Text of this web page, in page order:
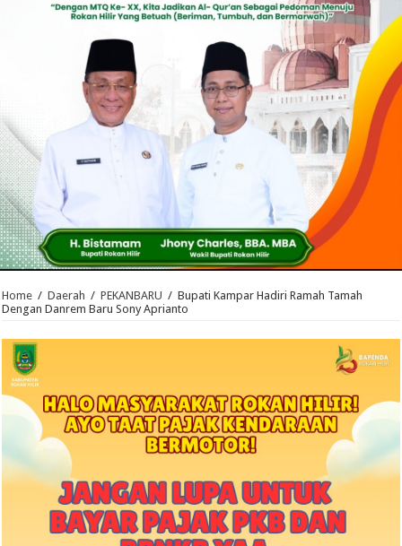
Home / Daerah / PEKANBARU / Bupati Kampar Hadiri Ramah Tamah
Dengan Danrem Baru Sony Aprianto